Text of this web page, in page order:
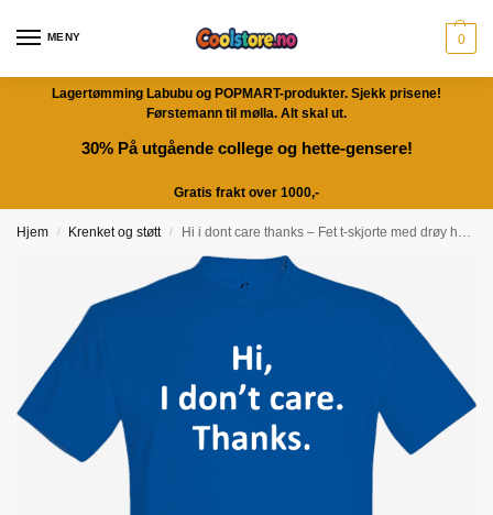
MENY 0
Lagertømming Labubu og POPMART-produkter. Sjekk prisene!
Førstemann til mølla. Alt skal ut.
30% På utgående college og hette-gensere!
Gratis frakt over 1000,-
Hjem / Krenket og støtt / Hi i dont care thanks – Fet t-skjorte med drøy humor | Morsom gave